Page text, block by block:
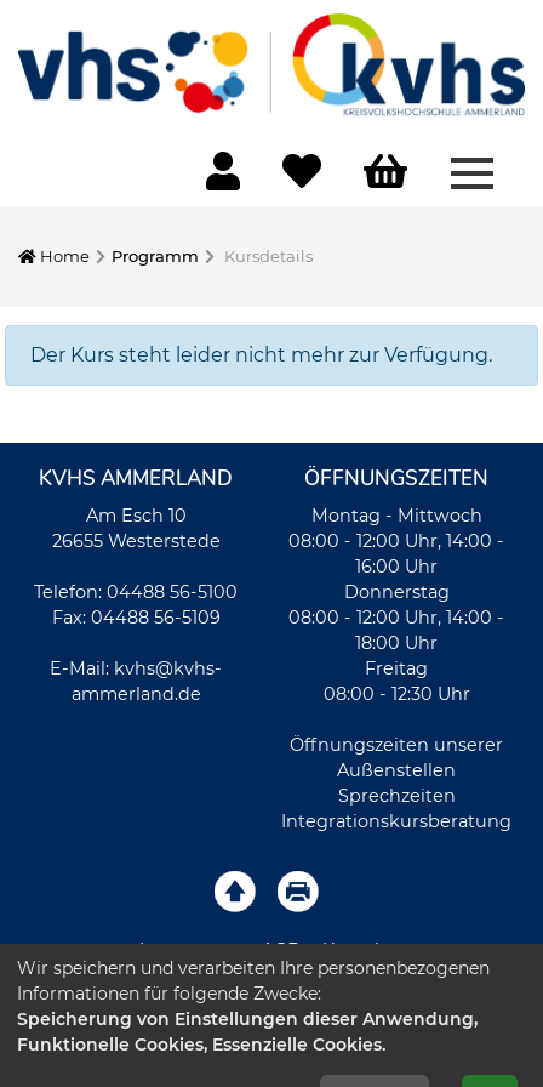
Home Programm Kursdetails
Der Kurs steht leider nicht mehr zur Verfügung.
KVHS AMMERLAND
Am Esch 10
26655 Westerstede
Telefon: 04488 56-5100
Fax: 04488 56-5109
E-Mail: kvhs@kvhs-
ammerland.de
ÖFFNUNGSZEITEN
Montag - Mittwoch
08:00 - 12:00 Uhr, 14:00 -
16:00 Uhr
Donnerstag
08:00 - 12:00 Uhr, 14:00 -
18:00 Uhr
Freitag
08:00 - 12:30 Uhr
Öffnungszeiten unserer
Außenstellen
Sprechzeiten
Integrationskursberatung
Impressum AGB Kontakt
Sitemap Datenschutz Leichte Sprache
Barrierefreiheitserklärung
Wir speichern und verarbeiten Ihre personenbezogenen
Informationen für folgende Zwecke:
Speicherung von Einstellungen dieser Anwendung,
Funktionelle Cookies, Essenzielle Cookies.